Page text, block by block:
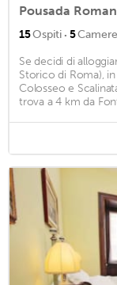
Pousada
15Ospiti · 5Camere
Se decidi di
Storico di Roma),
Colosseo e
trova a 4 km da